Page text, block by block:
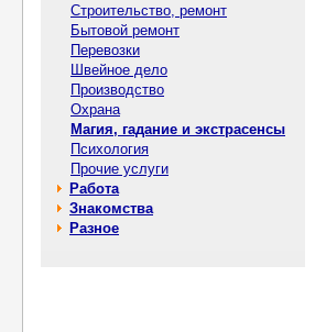
Строительство, ремонт
Бытовой ремонт
Перевозки
Швейное дело
Производство
Охрана
Магия, гадание и экстрасенсы
Психология
Прочие услуги
Работа
Знакомства
Разное